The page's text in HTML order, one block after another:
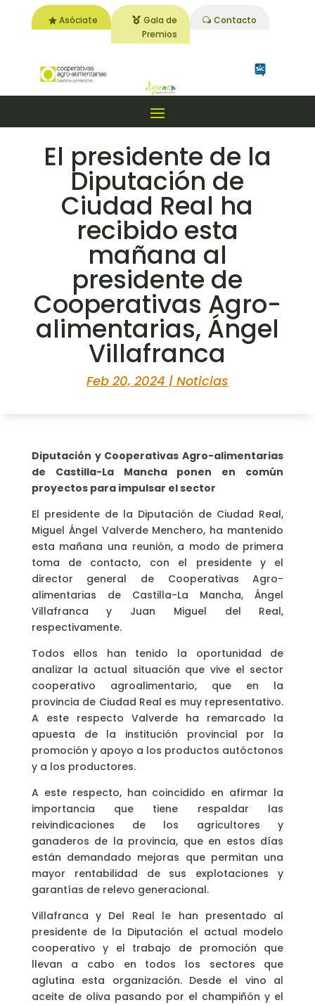
Asóciate
Gala de
Premios
Contacto
El presidente de la
Diputación de
Ciudad Real ha
recibido esta
mañana al
presidente de
Cooperativas Agro-
alimentarias, Ángel
Villafranca
Feb 20, 2024 | Noticias
Diputación y Cooperativas Agro-alimentarias
de Castilla-La Mancha ponen en común
proyectos para impulsar el sector
El presidente de la Diputación de Ciudad Real,
Miguel Ángel Valverde Menchero, ha mantenido
esta mañana una reunión, a modo de primera
toma de contacto, con el presidente y el
director general de Cooperativas Agro-
alimentarias de Castilla-La Mancha, Ángel
Villafranca y Juan Miguel del Real,
respectivamente.
Todos ellos han tenido la oportunidad de
analizar la actual situación que vive el sector
cooperativo agroalimentario, que en la
provincia de Ciudad Real es muy representativo.
A este respecto Valverde ha remarcado la
apuesta de la institución provincial por la
promoción y apoyo a los productos autóctonos
y a los productores.
A este respecto, han coincidido en afirmar la
importancia que tiene respaldar las
reivindicaciones de los agricultores y
ganaderos de la provincia, que en estos días
están demandado mejoras que permitan una
mayor rentabilidad de sus explotaciones y
garantías de relevo generacional.
Villafranca y Del Real le han presentado al
presidente de la Diputación el actual modelo
cooperativo y el trabajo de promoción que
llevan a cabo en todos los sectores que
aglutina esta organización. Desde el vino al
aceite de oliva pasando por el champiñón y el